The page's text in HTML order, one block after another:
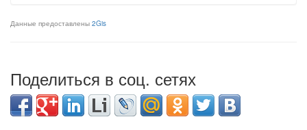
Данные предоставлены 2Gis
Поделиться в соц. сетях